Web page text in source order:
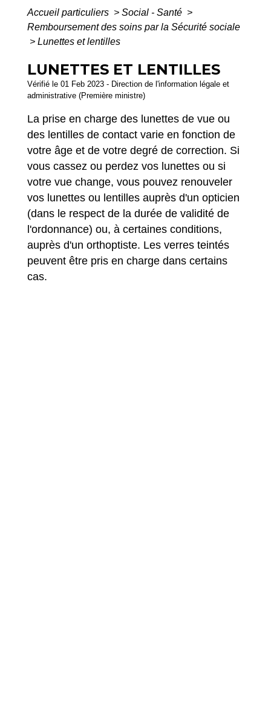
Accueil particuliers > Social - Santé >
Remboursement des soins par la Sécurité sociale
> Lunettes et lentilles
LUNETTES ET LENTILLES
Vérifié le 01 Feb 2023 - Direction de l'information légale et
administrative (Première ministre)
La prise en charge des lunettes de vue ou
des lentilles de contact varie en fonction de
votre âge et de votre degré de correction. Si
vous cassez ou perdez vos lunettes ou si
votre vue change, vous pouvez renouveler
vos lunettes ou lentilles auprès d'un opticien
(dans le respect de la durée de validité de
l'ordonnance) ou, à certaines conditions,
auprès d'un orthoptiste. Les verres teintés
peuvent être pris en charge dans certains
cas.